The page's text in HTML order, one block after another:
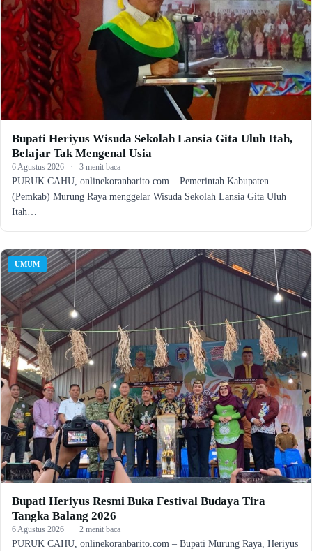
Bupati Heriyus Wisuda Sekolah Lansia Gita Uluh Itah,
Belajar Tak Mengenal Usia
6 Agustus 2026 · 3 menit baca
PURUK CAHU, onlinekoranbarito.com – Pemerintah Kabupaten
(Pemkab) Murung Raya menggelar Wisuda Sekolah Lansia Gita Uluh
Itah…
UMUM
Bupati Heriyus Resmi Buka Festival Budaya Tira
Tangka Balang 2026
6 Agustus 2026 · 2 menit baca
PURUK CAHU, onlinekoranbarito.com – Bupati Murung Raya, Heriyus